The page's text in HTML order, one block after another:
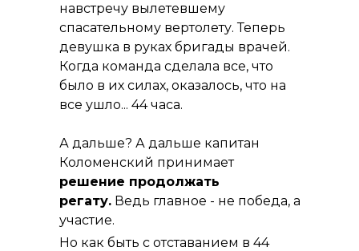
навстречу вылетевшему
спасательному вертолету. Теперь
девушка в руках бригады врачей.
Когда команда сделала все, что
было в их силах, оказалось, что на
все ушло... 44 часа.
А дальше? А дальше капитан
Коломенский принимает
решение продолжать
регату. Ведь главное - не победа, а
участие.
Но как быть с отставанием в 44